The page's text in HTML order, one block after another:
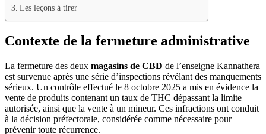
Les leçons à tirer
Contexte de la fermeture administrative
La fermeture des deux magasins de CBD de l’enseigne Kannathera
est survenue après une série d’inspections révélant des manquements
sérieux. Un contrôle effectué le 8 octobre 2025 a mis en évidence la
vente de produits contenant un taux de THC dépassant la limite
autorisée, ainsi que la vente à un mineur. Ces infractions ont conduit
à la décision préfectorale, considérée comme nécessaire pour
prévenir toute récurrence.